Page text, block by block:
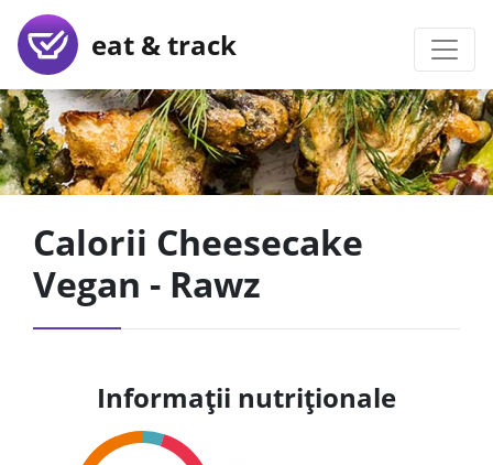
eat & track
Calorii Cheesecake
Vegan - Rawz
Informații nutriționale